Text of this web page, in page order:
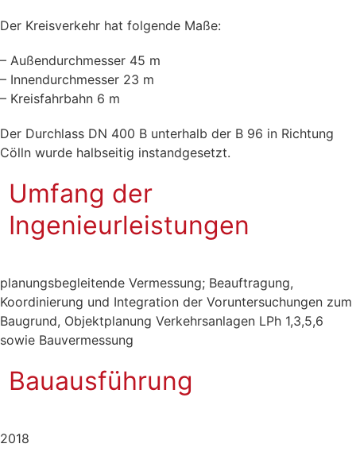
Der Kreisverkehr hat folgende Maße:
– Außendurchmesser 45 m
– Innendurchmesser 23 m
– Kreisfahrbahn 6 m
Der Durchlass DN 400 B unterhalb der B 96 in Richtung
Cölln wurde halbseitig instandgesetzt.
Umfang der
Ingenieurleistungen
planungsbegleitende Vermessung; Beauftragung,
Koordinierung und Integration der Voruntersuchungen zum
Baugrund, Objektplanung Verkehrsanlagen LPh 1,3,5,6
sowie Bauvermessung
Bauausführung
2018